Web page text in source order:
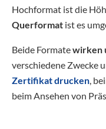
Hochformat ist die
Querformat ist es
Beide Formatewirken
verschiedene Zwecke
Zertifikat drucken,
beim Ansehen von